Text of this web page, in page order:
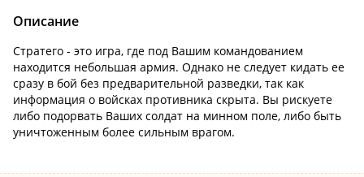
Описание
Стратего - это игра, где под Вашим командованием
находится небольшая армия. Однако не следует кидать ее
сразу в бой без предварительной разведки, так как
информация о войсках противника скрыта. Вы рискуете
либо подорвать Ваших солдат на минном поле, либо быть
уничтоженным более сильным врагом.